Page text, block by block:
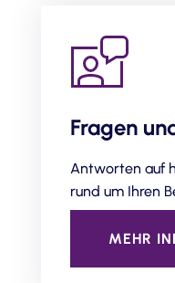
Fragen
Antworten auf
rund um Ihren
MEHR